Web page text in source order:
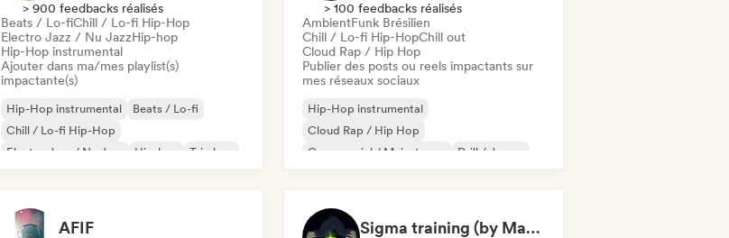
> 900 feedbacks réalisés
Beats / Lo-fiChill / Lo-fi Hip-Hop
Electro Jazz / Nu JazzHip-hop
Hip-Hop instrumental
Ajouter dans ma/mes playlist(s)
impactante(s)
Hip-Hop instrumental
Beats / Lo-fi
Chill / Lo-fi Hip-Hop
Electro Jazz / Nu Jazz
Hip-hop Trip hop
> 100 feedbacks réalisés
AmbientFunk Brésilien
Chill / Lo-fi Hip-HopChill out
Cloud Rap / Hip Hop
Publier des posts ou reels impactants sur
mes réseaux sociaux
Hip-Hop instrumental
Cloud Rap / Hip Hop
Commercial / Mainstream
Drill / Jersey
AFIF Sigma training (by Mastery Gallery)